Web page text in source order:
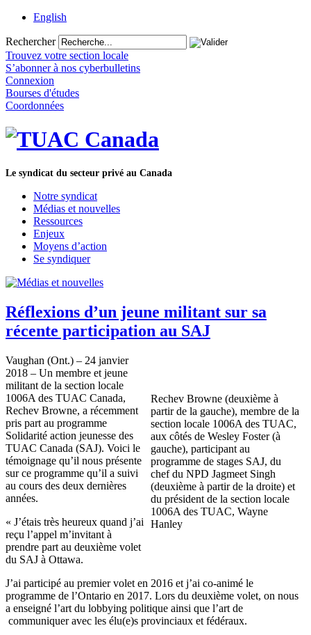
English
Rechercher
Trouvez votre section locale
S’abonner à nos cyberbulletins
Connexion
Bourses d'études
Coordonnées
Le syndicat du secteur privé au Canada
Notre syndicat
Médias et nouvelles
Ressources
Enjeux
Moyens d’action
Se syndiquer
Réflexions d’un jeune militant sur sa
récente participation au SAJ
Rechev Browne (deuxième à
partir de la gauche), membre de la
section locale 1006A des TUAC,
aux côtés de Wesley Foster (à
gauche), participant au
programme de stages SAJ, du
chef du NPD Jagmeet Singh
(deuxième à partir de la droite) et
du président de la section locale
1006A des TUAC, Wayne
Hanley
Vaughan (Ont.) – 24 janvier
2018 – Un membre et jeune
militant de la section locale
1006A des TUAC Canada,
Rechev Browne, a récemment
pris part au programme
Solidarité action jeunesse des
TUAC Canada (SAJ). Voici le
témoignage qu’il nous présente
sur ce programme qu’il a suivi
au cours des deux dernières
années.
« J’étais très heureux quand j’ai
reçu l’appel m’invitant à
prendre part au deuxième volet
du SAJ à Ottawa.
J’ai participé au premier volet en 2016 et j’ai co-animé le
programme de l’Ontario en 2017. Lors du deuxième volet, on nous
a enseigné l’art du lobbying politique ainsi que l’art de
communiquer avec les élu(e)s provinciaux et fédéraux.